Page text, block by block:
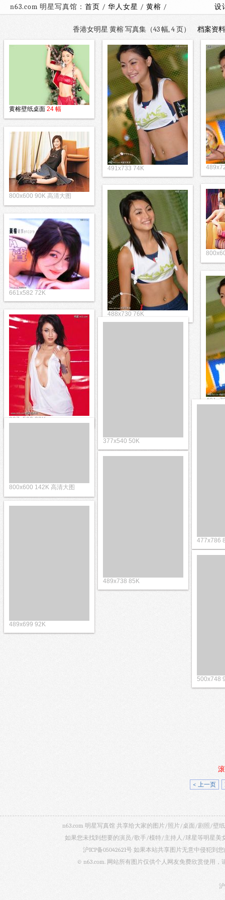
n63.com 明星写真馆： 首页 / 华人女星 / 黄榕 / 设
香港女明星 黄榕 写真集（43 幅, 4 页） 档案资料
黄榕壁纸桌面 24 幅
491x733 74K
800x600 90K 高清大图
488x730 76K
661x582 72K
397x500 38K
377x540 50K
800x600 142K 高清大图
< 上一页
n63.com 明星写真馆 共享给大家的图片/照片/桌面/剧照/壁
如果您未找到想要的演员/歌手/模特/主持人/球星等明星美
沪ICP备05042621号 如果本站共享图片无意中侵犯到
© n63.com. 网站所有图片仅供个人网友免费欣赏使用